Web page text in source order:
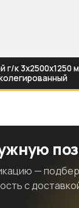
г/к 3х2500х1250
—
с